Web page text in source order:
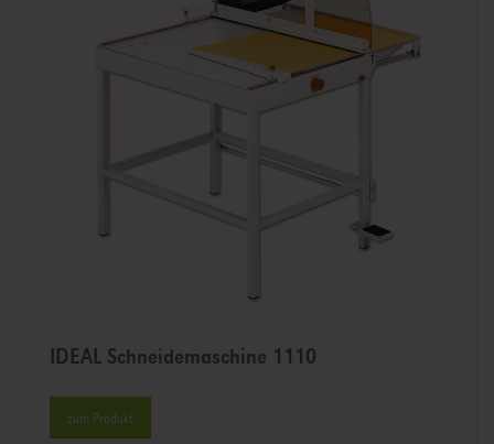
IDEAL Schneidemaschine 1110
zum Produkt